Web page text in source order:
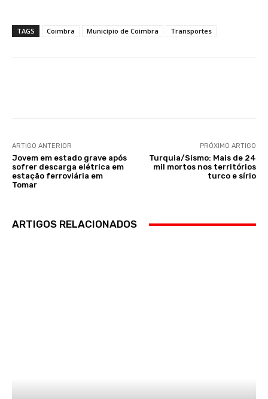
TAGS Coimbra Município de Coimbra Transportes
ARTIGO ANTERIOR
Jovem em estado grave após
sofrer descarga elétrica em
estação ferroviária em
Tomar
PRÓXIMO ARTIGO
Turquia/Sismo: Mais de 24
mil mortos nos territórios
turco e sírio
ARTIGOS RELACIONADOS